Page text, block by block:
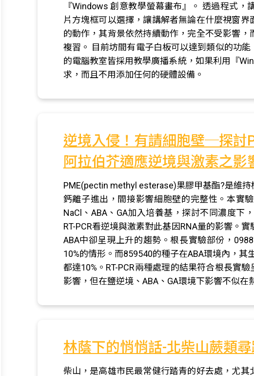
『Windows 創意教學螢幕畫布』。 透過程式
片方塊框可以選擇，讓講解者無論在什麼視窗
的動作，其背景依然持續動作，完全不受影響
複習。 目前坊間有電子白板可以達到類似的功
的電腦教室皆採用教學廣播系統，如果利用『
求，而且不用添加任何的硬體設備。
逆境入侵！有請細胞壁─探討
阿拉伯芥適應逆境與激素之影
PME(pectin methyl esterase)果膠甲基酯?是維
鈣離子進出，間接影響細胞壁的完整性。本實
NaCl、ABA、GA加入培養基，探討不同濃度下
RT-PCR看逆境與激素對此基因RNA量的影響。
ABA中卻呈現上升的趨勢。根長實驗部份，
10%的情形。而859540的種子在ABA環境內，
都達10%。RT-PCR兩種處理的結果符合根長實
影響，但在鹽逆境、ABA、GA環境下影響不似在
林蔭下的悄悄話-北柴山蕨類
柴山，是高雄市民最常健行踏青的好去處，尤